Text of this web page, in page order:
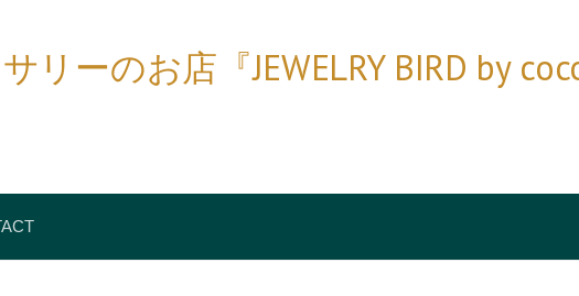
ーのお店『JEWELRY BIRD by